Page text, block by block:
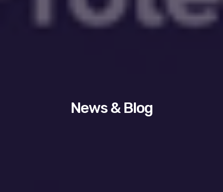
News & Blog